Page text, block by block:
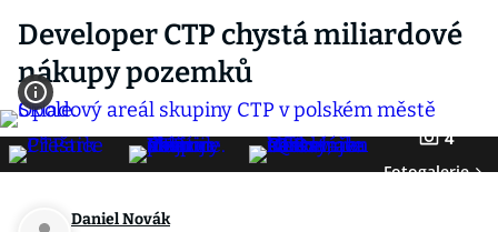
Developer CTP chystá miliardové
nákupy pozemků
4
Fotogalerie
Daniel Novák